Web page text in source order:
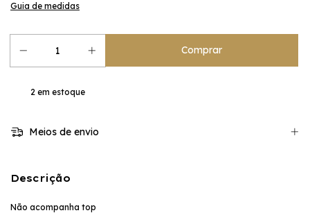
Guia de medidas
2 em estoque
Meios de envio
Descrição
Não acompanha top